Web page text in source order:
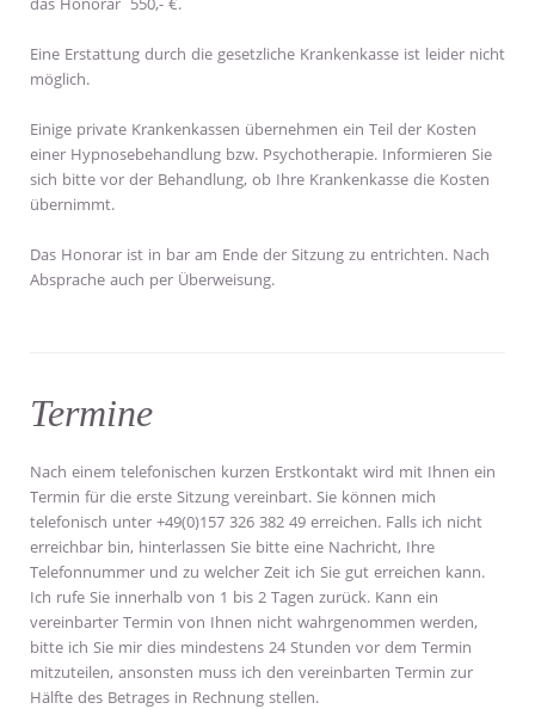
Eine Erstattung durch die gesetzliche Krankenkasse ist leider nicht
möglich.
Einige private Krankenkassen übernehmen ein Teil der Kosten
einer Hypnosebehandlung bzw. Psychotherapie. Informieren Sie
sich bitte vor der Behandlung, ob Ihre Krankenkasse die Kosten
übernimmt.
Das Honorar ist in bar am Ende der Sitzung zu entrichten. Nach
Absprache auch per Überweisung.
Termine
Nach einem telefonischen kurzen Erstkontakt wird mit Ihnen ein
Termin für die erste Sitzung vereinbart. Sie können mich
telefonisch unter +49(0)157 326 382 49 erreichen. Falls ich nicht
erreichbar bin, hinterlassen Sie bitte eine Nachricht, Ihre
Telefonnummer und zu welcher Zeit ich Sie gut erreichen kann.
Ich rufe Sie innerhalb von 1 bis 2 Tagen zurück. Kann ein
vereinbarter Termin von Ihnen nicht wahrgenommen werden,
bitte ich Sie mir dies mindestens 24 Stunden vor dem Termin
mitzuteilen, ansonsten muss ich den vereinbarten Termin zur
Hälfte des Betrages in Rechnung stellen.